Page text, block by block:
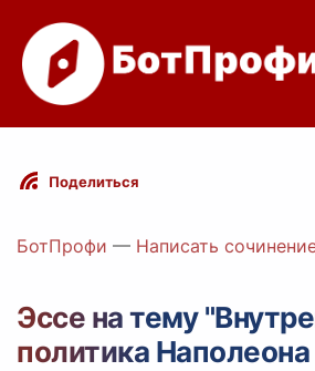
Режимы бота
Цены
Вход с Telegram
Поделиться
БотПрофи — Написать
Эссе на тему
политика